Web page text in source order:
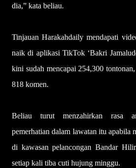
dia,” kata beliau.
Tinjauan Harakahdaily mendapati
naik di aplikasi TikTok ‘Bakri
kini sudah mencapai 254,300
818 komen.
Beliau turut menzahirkan rasa
pemerhatian dalam lawatan itu apabila
di kawasan pelancongan Bandar
setiap kali tiba cuti hujung minggu.